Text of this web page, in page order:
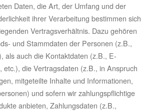
Daten, die Art, der Umfang und der
ihrer Verarbeitung bestimmen sich
Vertragsverhältnis. Dazu gehören
und Stammdaten der Personen (z.B.,
als auch die Kontaktdaten (z.B., E-
etc.), die Vertragsdaten (z.B., in Anspruch
mitgeteilte Inhalte und Informationen,
und sofern wir zahlungspflichtige
anbieten, Zahlungsdaten (z.B.,